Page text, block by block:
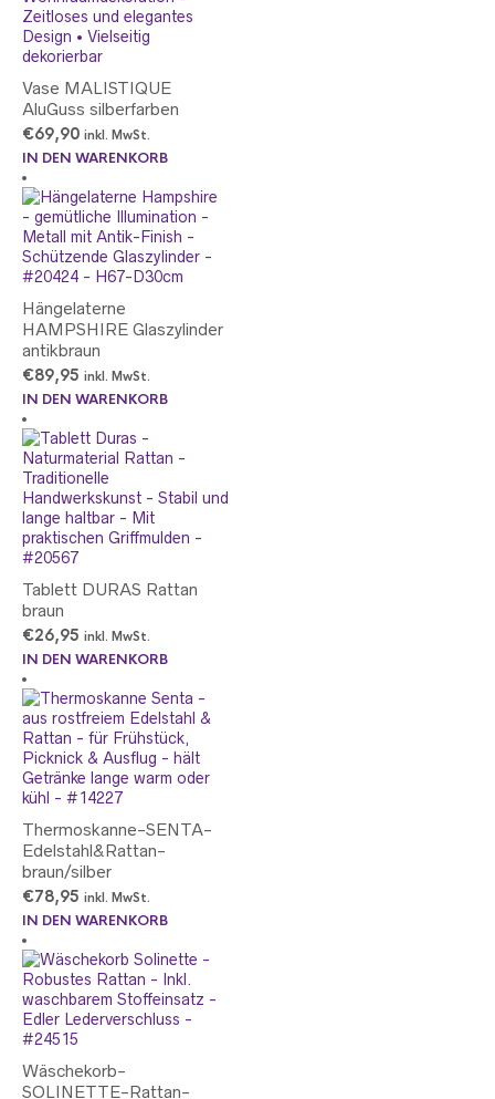
Vase MALISTIQUE
AluGuss silberfarben
€69,90 inkl. MwSt.
IN DEN WARENKORB
Hängelaterne
HAMPSHIRE Glaszylinder
antikbraun
€89,95 inkl. MwSt.
IN DEN WARENKORB
Tablett DURAS Rattan
braun
€26,95 inkl. MwSt.
IN DEN WARENKORB
Thermoskanne-SENTA-
Edelstahl&Rattan-
braun/silber
€78,95 inkl. MwSt.
IN DEN WARENKORB
Wäschekorb-
SOLINETTE-Rattan-